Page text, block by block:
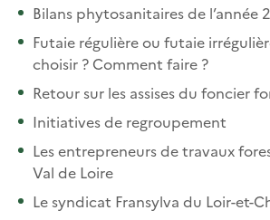
Bilans phytosanitaires de l’année
Futaie régulière ou futaie
choisir ? Comment faire ?
Retour sur les assises du foncier
Initiatives de regroupement
Les entrepreneurs de travaux
Val de Loire
Le syndicat Fransylva du Loir-et-